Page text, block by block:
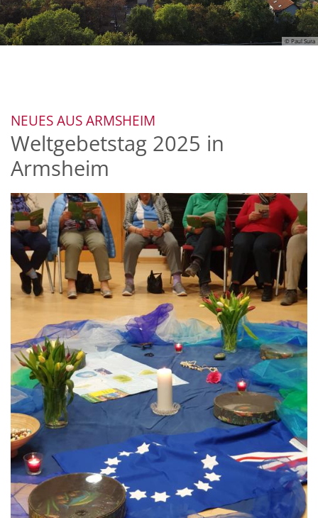
© Paul Sura
NEUES AUS ARMSHEIM
Weltgebetstag 2025 in
Armsheim